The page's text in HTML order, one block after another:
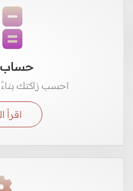
حساب
احسب زاكتك
اقرأ